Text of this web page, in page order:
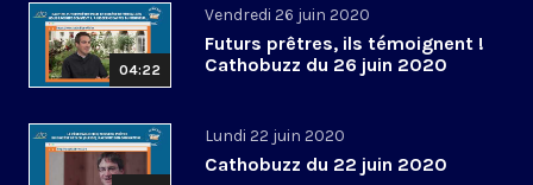
04:22
Vendredi 26 juin 2020
Futurs prêtres, ils témoignent !
Cathobuzz du 26 juin 2020
Lundi 22 juin 2020
Cathobuzz du 22 juin 2020